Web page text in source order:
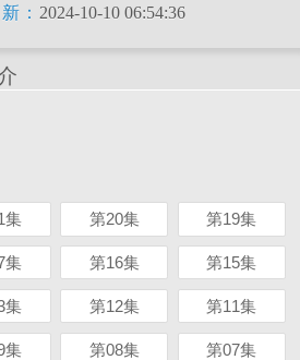
： 2024-10-10 06:54:36
集 第20集 第19集
集 第16集 第15集
集 第12集 第11集
集 第08集 第07集